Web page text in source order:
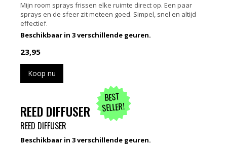
Mijn room sprays frissen elke ruimte direct op. Een paar
sprays en de sfeer zit meteen goed. Simpel, snel en altijd
effectief.
Beschikbaar in 3 verschillende geuren.
23,95
Koop nu
BEST
SELLER!
REED DIFFUSER
REED DIFFUSER
Beschikbaar in 3 verschillende geuren.